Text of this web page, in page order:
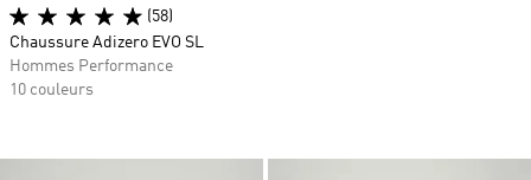
(58)
Chaussure Adizero EVO SL
Hommes Performance
10 couleurs